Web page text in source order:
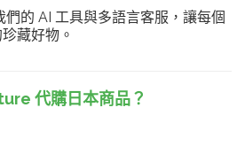
們的 AI 工具與多語言客服，讓每個
藏好物。
代購日本商品？